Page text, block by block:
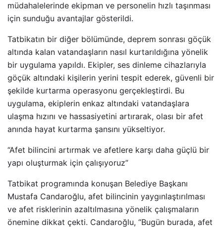
müdahalelerinde ekipman ve personelin hızlı taşınması
için sunduğu avantajlar gösterildi.
Tatbikatın bir diğer bölümünde, deprem sonrası göçük
altında kalan vatandaşların nasıl kurtarıldığına yönelik
bir uygulama yapıldı. Ekipler, ses dinleme cihazlarıyla
göçük altındaki kişilerin yerini tespit ederek, güvenli bir
şekilde kurtarma operasyonu gerçekleştirdi. Bu
uygulama, ekiplerin enkaz altındaki vatandaşlara
ulaşma hızını ve hassasiyetini artırarak, olası bir afet
anında hayat kurtarma şansını yükseltiyor.
“Afet bilincini artırmak ve afetlere karşı daha güçlü bir
yapı oluşturmak için çalışıyoruz”
Tatbikat programında konuşan Belediye Başkanı
Mustafa Candaroğlu, afet bilincinin yaygınlaştırılması
ve afet risklerinin azaltılmasına yönelik çalışmaların
önemine dikkat çekti. Candaroğlu, “Bugün burada, afet